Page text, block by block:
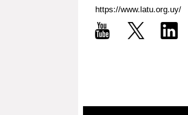
https://www.latu.org.uy/